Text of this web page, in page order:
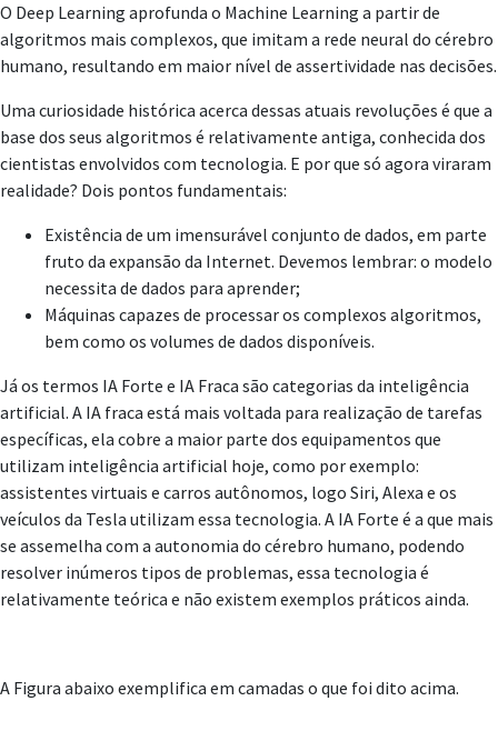
O Deep Learning aprofunda o Machine Learning a partir de
algoritmos mais complexos, que imitam a rede neural do cérebro
humano, resultando em maior nível de assertividade nas decisões.
Uma curiosidade histórica acerca dessas atuais revoluções é que a
base dos seus algoritmos é relativamente antiga, conhecida dos
cientistas envolvidos com tecnologia. E por que só agora viraram
realidade? Dois pontos fundamentais:
Existência de um imensurável conjunto de dados, em parte
fruto da expansão da Internet. Devemos lembrar: o modelo
necessita de dados para aprender;
Máquinas capazes de processar os complexos algoritmos,
bem como os volumes de dados disponíveis.
Já os termos IA Forte e IA Fraca são categorias da inteligência
artificial. A IA fraca está mais voltada para realização de tarefas
específicas, ela cobre a maior parte dos equipamentos que
utilizam inteligência artificial hoje, como por exemplo:
assistentes virtuais e carros autônomos, logo Siri, Alexa e os
veículos da Tesla utilizam essa tecnologia. A IA Forte é a que mais
se assemelha com a autonomia do cérebro humano, podendo
resolver inúmeros tipos de problemas, essa tecnologia é
relativamente teórica e não existem exemplos práticos ainda.
A Figura abaixo exemplifica em camadas o que foi dito acima.